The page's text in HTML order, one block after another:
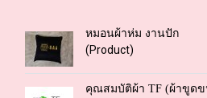
หมอนผ้าห่ม งานปัก
(Product)
คุณสมบัติผ้า TF (ผ้าขูด